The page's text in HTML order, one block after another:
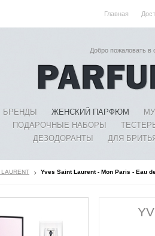
Главная
Добро пожаловать
БРЕНДЫ ЖЕНСКИЙ ПАРФЮМ
ПОДАРОЧНЫЕ НАБОРЫ
ДЕЗОДОРАНТЫ
ДЛЯ
Yves Saint Laurent - Mon Paris - Eau